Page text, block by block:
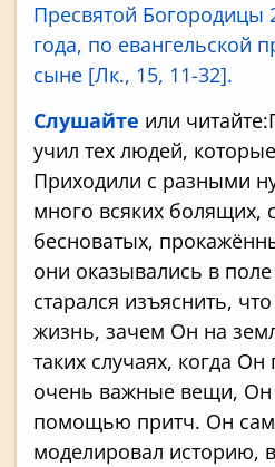
Пресвятой Богородицы
года, по евангельской
сыне [Лк., 15, 11-32].
Слушайте или
учил тех людей,
Приходили с разными
много всяких болящих,
бесноватых,
они оказывались в
старался изъяснить,
жизнь, зачем Он на
таких случаях, когда Он
очень важные вещи, Он
помощью притч. Он сам
моделировал историю,